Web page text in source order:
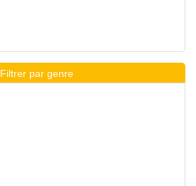
Filtrer par genre